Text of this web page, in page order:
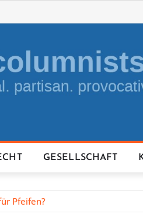
GESELLSCHAFT
Pfeifen?